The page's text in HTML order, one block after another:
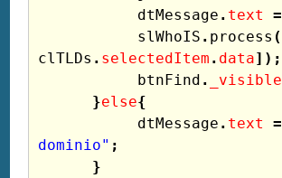
dtMessage . text =
slWhoIS . process (
clTLDs . selectedItem . data]);
btnFind . _visible
}else{
dtMessage . text =
dominio" ;
}